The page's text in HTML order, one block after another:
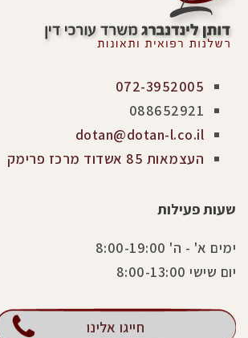
072-3952005
088652921
dotan@dotan-l.co.il
העצמאות 85 אשדוד מרכז פרימק
שעות פעילות
ימים א' - ה' 8:00-19:00
יום שישי 8:00-13:00
חייגו אלינו